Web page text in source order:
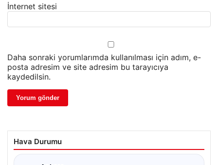
İnternet sitesi
Daha sonraki yorumlarımda kullanılması için adım, e-
posta adresim ve site adresim bu tarayıcıya
kaydedilsin.
Hava Durumu